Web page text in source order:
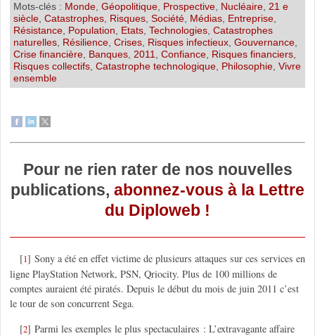
Mots-clés : Monde, Géopolitique, Prospective, Nucléaire, 21 e
siècle, Catastrophes, Risques, Société, Médias, Entreprise,
Résistance, Population, Etats, Technologies, Catastrophes
naturelles, Résilience, Crises, Risques infectieux, Gouvernance,
Crise financière, Banques, 2011, Confiance, Risques financiers,
Risques collectifs, Catastrophe technologique, Philosophie, Vivre
ensemble
Pour ne rien rater de nos nouvelles
publications, abonnez-vous à la Lettre
du Diploweb !
[1]Sony a été en effet victime de plusieurs attaques sur ces services en
ligne PlayStation Network, PSN, Qriocity. Plus de 100 millions de
comptes auraient été piratés. Depuis le début du mois de juin 2011 c’est
le tour de son concurrent Sega.
[2]Parmi les exemples le plus spectaculaires : L’extravagante affaire